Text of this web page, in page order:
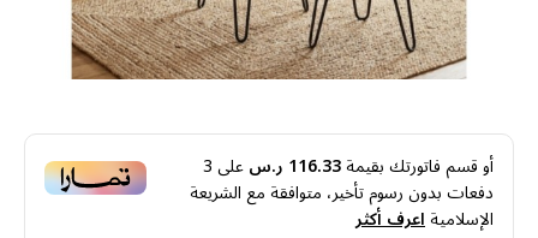
أو قسم فاتورتك بقيمة116.33 ر.س على3
دفعات بدون رسوم تأخير، متوافقة مع الشريعة
الإسلاميةاعرف أكثر